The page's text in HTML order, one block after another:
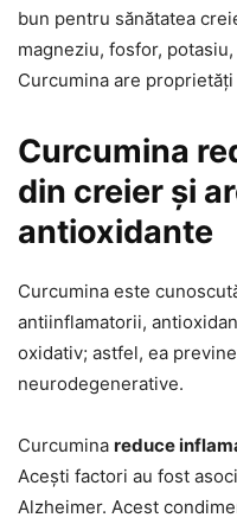
bun pentru sănătatea
magneziu, fosfor,
Curcumina are
Curcumina
din creier și
antioxidante
Curcumina este
antiinflamatorii,
oxidativ; astfel, ea
neurodegenerative.
Curcumina reduce
Acești factori au fost
Alzheimer. Acest